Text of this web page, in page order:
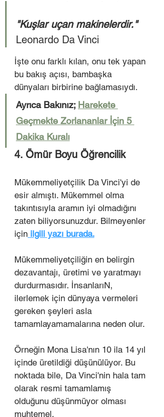
"Kuşlar uçan makinelerdir."
Leonardo Da Vinci
İşte onu farklı kılan, onu tek yapan
bu bakış açısı, bambaşka
dünyaları birbirine bağlamasıydı.
Ayrıca Bakınız; Harekete
Geçmekte Zorlananlar İçin 5
Dakika Kuralı
4. Ömür Boyu Öğrencilik
Mükemmeliyetçilik Da Vinci'yi de
esir almıştı. Mükemmel olma
takıntısıyla aramın iyi olmadığını
zaten biliyorsunuzdur. Bilmeyenler
için ilgili yazı burada.
Mükemmeliyetçiliğin en belirgin
dezavantajı, üretimi ve yaratmayı
durdurmasıdır. İnsanlarıN,
ilerlemek için dünyaya vermeleri
gereken şeyleri asla
tamamlayamamalarına neden olur.
Örneğin Mona Lisa'nın 10 ila 14 yıl
içinde üretildiği düşünülüyor. Bu
noktada bile, Da Vinci'nin hala tam
olarak resmi tamamlamış
olduğunu düşünmüyor olması
muhtemel.